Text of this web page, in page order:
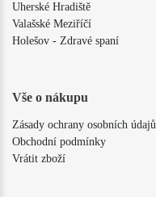
Uherské Hradiště
Valašské Meziříčí
Holešov - Zdravé spaní
Vše o nákupu
Zásady ochrany osobních údajů
Obchodní podmínky
Vrátit zboží